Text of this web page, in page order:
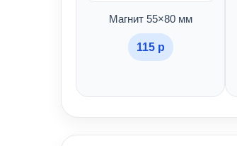
Магнит 55×80 мм
115 р